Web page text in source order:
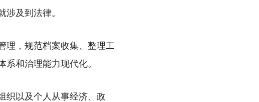
及到法律。
理，规范档案收集、整理工
和治理能力现代化。
织以及个人从事经济、政